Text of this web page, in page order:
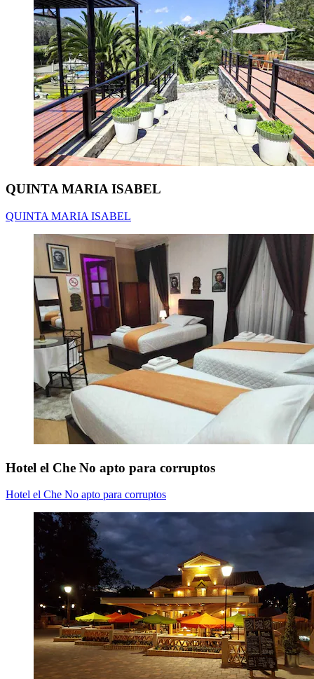
QUINTA MARIA ISABEL
QUINTA MARIA ISABEL
Hotel el Che No apto para corruptos
Hotel el Che No apto para corruptos